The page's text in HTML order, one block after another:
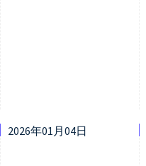
2026年01月04日